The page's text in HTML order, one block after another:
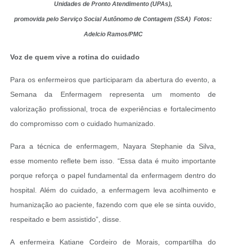
Unidades de Pronto Atendimento (UPAs),
promovida pelo Serviço Social Autônomo de Contagem (SSA) Fotos:
Adelcio Ramos/PMC
Voz de quem vive a rotina do cuidado
Para os enfermeiros que participaram da abertura do evento, a
Semana da Enfermagem representa um momento de
valorização profissional, troca de experiências e fortalecimento
do compromisso com o cuidado humanizado.
Para a técnica de enfermagem, Nayara Stephanie da Silva,
esse momento reflete bem isso. “Essa data é muito importante
porque reforça o papel fundamental da enfermagem dentro do
hospital. Além do cuidado, a enfermagem leva acolhimento e
humanização ao paciente, fazendo com que ele se sinta ouvido,
respeitado e bem assistido”, disse.
A enfermeira Katiane Cordeiro de Morais, compartilha do